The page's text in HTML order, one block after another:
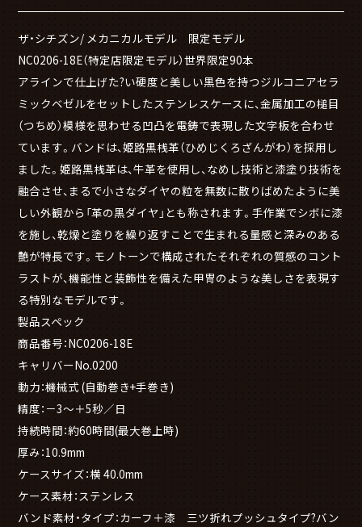
ザ・シチズン/ メカニカルモデル 限定モデル
NC0206-18E（特定店限定モデル）世界限定90本
アラインで仕上げた?い硬度と美しい黒色を持つジルコニアセラ
ミックベゼルをセットしたステンレスケースに、金属加工の槌目
（つちめ）模様を思わせる凹凸を電鋳で表現した文字板を合わせ
ています。バンドは、姫路黒桟革（ひめじくろざんがわ）を採用し
ました。姫路黒桟革は、牛革を使用し、なめし技術と漆塗り技術を
融合させ、まるで小さなダイヤの粒を無数に散りばめたように美
しい外観から「革の黒ダイヤ」とも称されます。手作業でシボに漆
を施し、乾燥と塗りを繰り返すことで生まれる量感と深みのある
艶が特長です。モノトーンで構成されたそれぞれの質感のコント
ラストが、機能性と装飾性を備えた甲冑のような美しさを表現す
る特別なモデルです。
製品スペック
商品番号：NC0206-18E
キャリバーNo.0200
動力：機械式 (自動巻き+手巻き)
精度：－3～＋5秒／日
持続時間：約60時間(最大巻上時)
厚み：10.9mm
ケースサイズ：横 40.0mm
ケース素材：ステンレス
バンド素材・タイプ：カーフ＋漆 三ツ折れプッシュタイプ?バン